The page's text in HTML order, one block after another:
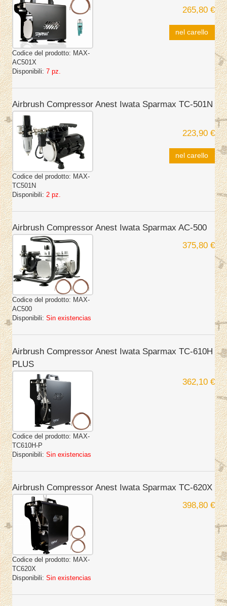
Codice del prodotto: MAX-
AC501X
Disponibili: 7 pz.
265,80 €
nel carello
Airbrush Compressor Anest Iwata Sparmax TC-501N
Codice del prodotto: MAX-
TC501N
Disponibili: 2 pz.
223,90 €
nel carello
Airbrush Compressor Anest Iwata Sparmax AC-500
Codice del prodotto: MAX-
AC500
Disponibili: Sin existencias
375,80 €
Airbrush Compressor Anest Iwata Sparmax TC-610H
PLUS
Codice del prodotto: MAX-
TC610H-P
Disponibili: Sin existencias
362,10 €
Airbrush Compressor Anest Iwata Sparmax TC-620X
Codice del prodotto: MAX-
TC620X
Disponibili: Sin existencias
398,80 €